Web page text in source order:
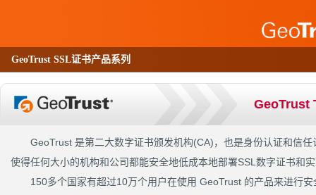
为什么选择GeoTrust SSL证书产品
GeoTrust QuickSSL Premium SAN SSL证书,True BusinessID SSL证书,GeoTrust EV
GeoTrust
GeoTrust 是第二大数字证书颁发机构(CA)，也是身份认证和信
使得任何大小的机构和公司都能安全地低成本地部署SSL数字证书和
150多个国家有超过10万个用户在使用 GeoTrust 的产品来进行